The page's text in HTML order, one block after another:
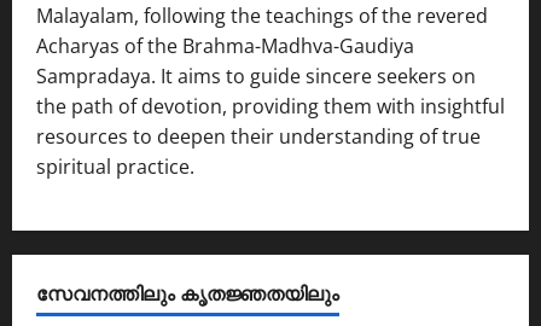
Malayalam, following the teachings of the revered
Acharyas of the Brahma-Madhva-Gaudiya
Sampradaya. It aims to guide sincere seekers on
the path of devotion, providing them with insightful
resources to deepen their understanding of true
spiritual practice.
സേവനത്തിലും കൃതജ്ഞതയിലും